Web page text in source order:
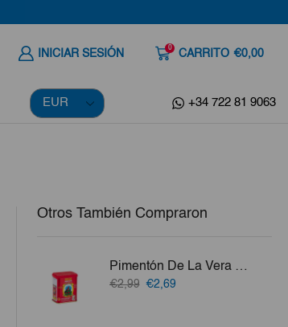
INICIAR SESIÓN 0 CARRITO €0,00
+34 722 81 9063
Otros También Compraron
Pimentón De La Vera Dulce 80g
€2,99 El
€2,69El